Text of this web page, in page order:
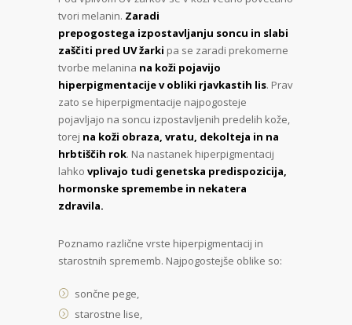
tvori melanin. Zaradi
prepogostega izpostavljanju soncu in slabi
zaščiti pred UV žarki pa se zaradi prekomerne
tvorbe melanina na koži pojavijo
hiperpigmentacije v obliki rjavkastih lis. Prav
zato se hiperpigmentacije najpogosteje
pojavljajo na soncu izpostavljenih predelih kože,
torej na koži obraza, vratu, dekolteja in na
hrbtiščih rok. Na nastanek hiperpigmentacij
lahko vplivajo tudi genetska predispozicija,
hormonske spremembe in nekatera
zdravila.
Poznamo različne vrste hiperpigmentacij in
starostnih sprememb. Najpogostejše oblike so:
sončne pege,
starostne lise,